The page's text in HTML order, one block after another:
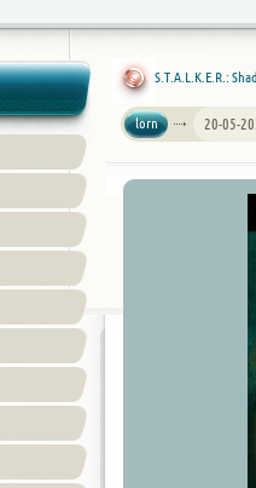
S.T.A.L.K.E.R.:
lorn 20-05-